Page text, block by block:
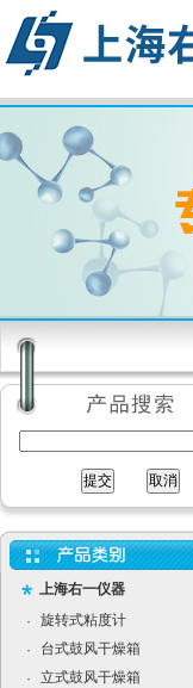
上海右一仪器
·
旋转式粘度计
·
台式鼓风干燥箱
·
立式鼓风干燥箱